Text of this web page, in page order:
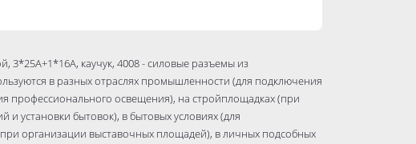
3*25А+1*16А, каучук, 4008 - силовые разъемы из
в разных отраслях промышленности (для подключения
профессионального освещения), на стройплощадках (при
и установки бытовок), в бытовых условиях (для
организации выставочных площадей), в личных подсобных